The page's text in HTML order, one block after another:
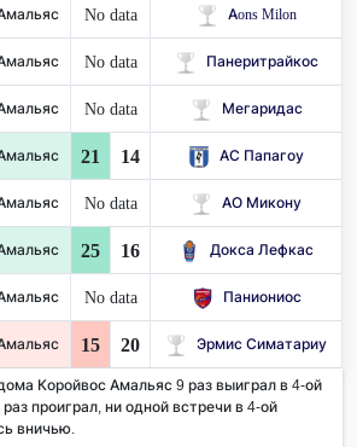
No data Aons Milon
No data Панеритрайкос
No data Мегаридас
21 14 АС Папагоу
No data АО Микону
25 16 Докса Лефкас
No data Паниониос
15 20 Эрмис Симатариу
Коройвос Амальяс 9 раз выиграл в 4-ой
проиграл, ни одной встречи в 4-ой
вничью.